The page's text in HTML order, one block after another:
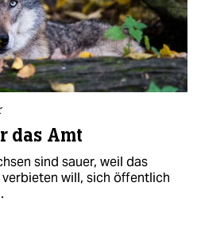
das Amt
sind sauer, weil das
will, sich öffentlich